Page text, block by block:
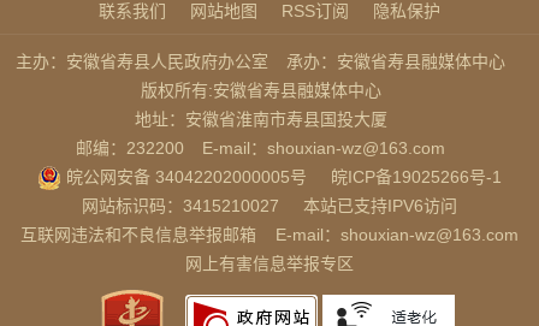
联系我们 网站地图 RSS订阅 隐私保护
主办：安徽省寿县人民政府办公室
承办：安徽省寿县融媒体中心
版权所有:安徽省寿县融媒体中心
地址：安徽省淮南市寿县国投大厦
邮编：232200
E-mail：shouxian-wz@163.com
皖公网安备 34042202000005号
皖ICP备19025266号-1
网站标识码：3415210027
本站已支持IPV6访问
互联网违法和不良信息举报邮箱
E-mail：shouxian-wz@163.com
网上有害信息举报专区